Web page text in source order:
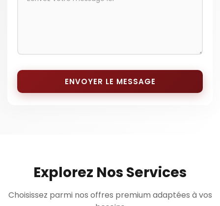
ENVOYER LE MESSAGE
Explorez Nos Services
Choisissez parmi nos offres premium adaptées à vos